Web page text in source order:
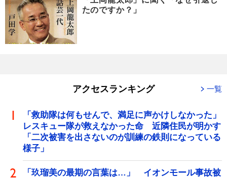
たのですか？」
アクセスランキング 一覧
「救助隊は何もせんで、満足に声かけしなかった」
レスキュー隊が救えなかった命 近隣住民が明かす
「二次被害を出さないのが訓練の鉄則になっている
様子」
「玖瑠美の最期の言葉は…」 イオンモール事故被